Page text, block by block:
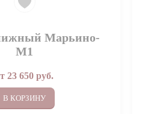
Марьино-
М1
23 650 руб.
В КОРЗИНУ